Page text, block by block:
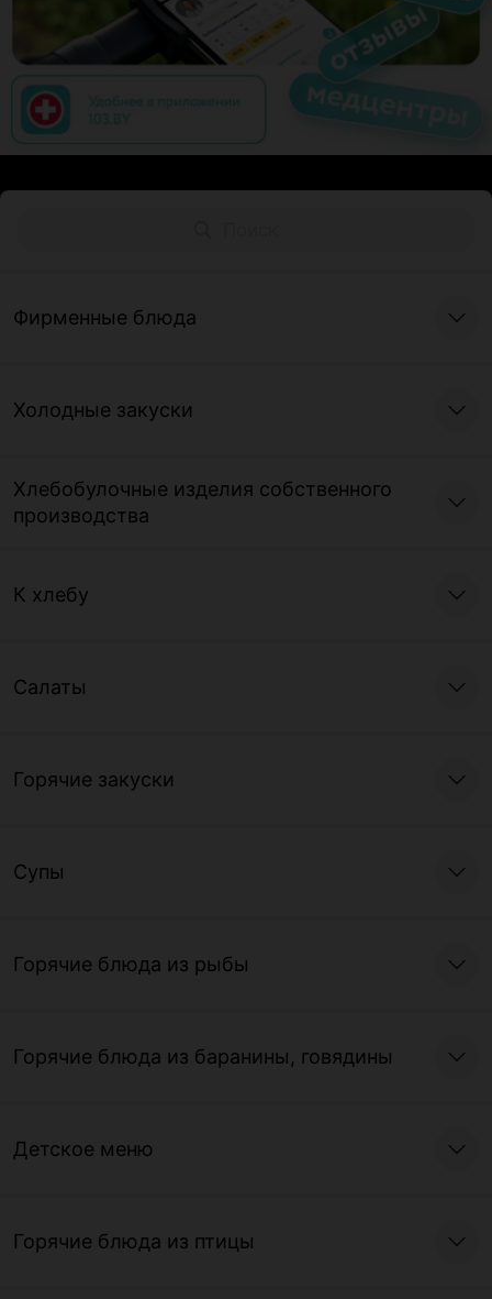
Фирменные блюда
Холодные закуски
Хлебобулочные изделия собственного
производства
К хлебу
Салаты
Горячие закуски
Супы
Горячие блюда из рыбы
Горячие блюда из баранины, говядины
Детское меню
Горячие блюда из птицы